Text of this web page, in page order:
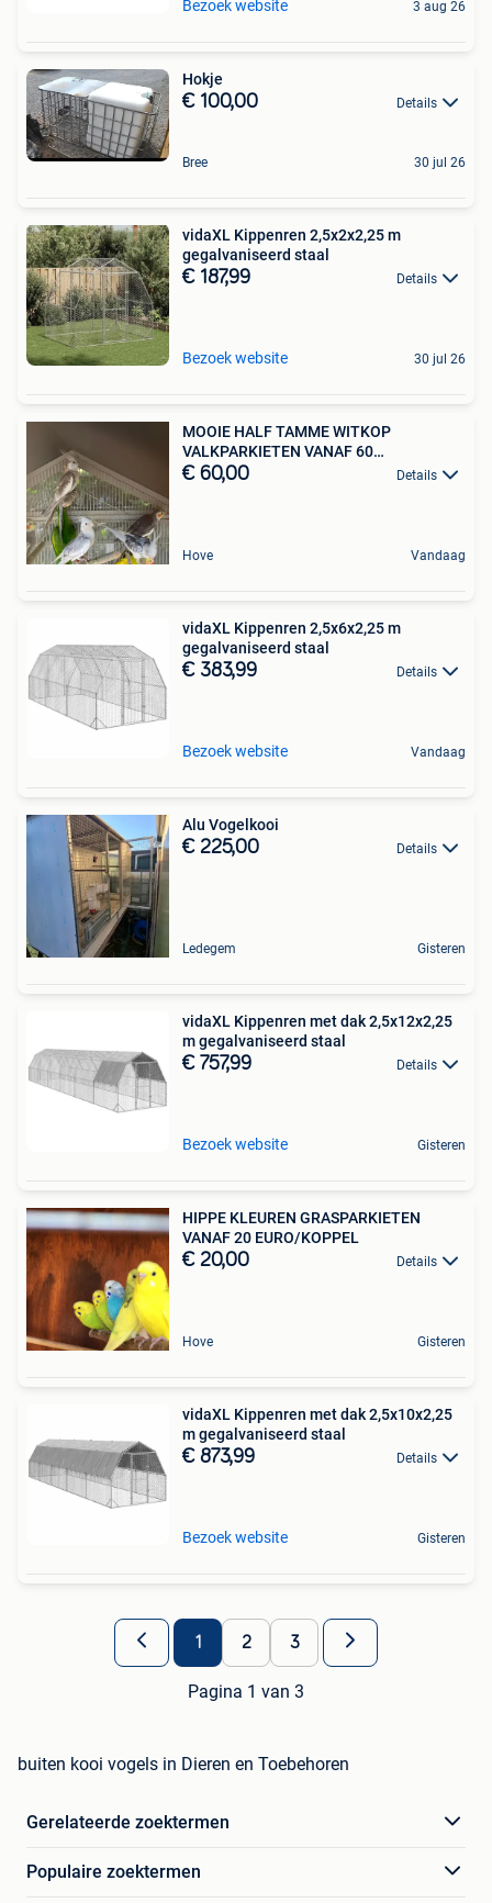
Bezoek website 3 aug 26
Hokje
€ 100,00 Details
Bree 30 jul 26
vidaXL Kippenren 2,5x2x2,25 m
gegalvaniseerd staal
€ 187,99 Details
Bezoek website 30 jul 26
MOOIE HALF TAMME WITKOP
VALKPARKIETEN VANAF 60
EURO/VOGEL
€ 60,00 Details
Hove Vandaag
vidaXL Kippenren 2,5x6x2,25 m
gegalvaniseerd staal
€ 383,99 Details
Bezoek website Vandaag
Alu Vogelkooi
€ 225,00 Details
Ledegem Gisteren
vidaXL Kippenren met dak 2,5x12x2,25
m gegalvaniseerd staal
€ 757,99 Details
Bezoek website Gisteren
HIPPE KLEUREN GRASPARKIETEN
VANAF 20 EURO/KOPPEL
€ 20,00 Details
Hove Gisteren
vidaXL Kippenren met dak 2,5x10x2,25
m gegalvaniseerd staal
€ 873,99 Details
Bezoek website Gisteren
1 2 3
Pagina 1 van 3
buiten kooi vogels in Dieren en Toebehoren
Gerelateerde zoektermen
Populaire zoektermen